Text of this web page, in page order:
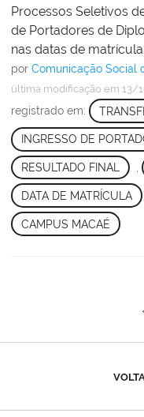
Processos Seletivos
de Portadores de
nas datas de matrícula.
por Comunicação Social
última modificação em 13/
registrado em:
INGRESSO DE
RESULTADO FINAL
DATA DE MATRÍCULA
CAMPUS MACAÉ